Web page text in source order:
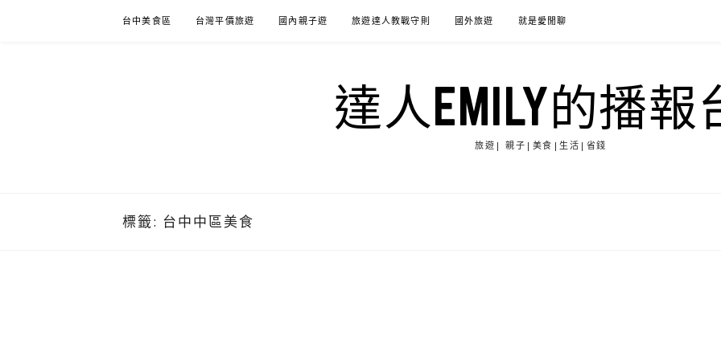
台中美食區 台灣平價旅遊 國內親子遊 旅遊達人教戰守則 國外旅遊 就是愛閒聊
達人EMILY的播報
旅遊| 親子|美食|生活|省錢
標籤: 台中中區美食